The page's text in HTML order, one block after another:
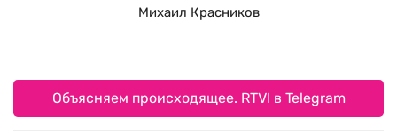
Михаил Красников
Объясняем происходящее. RTVI в Telegram